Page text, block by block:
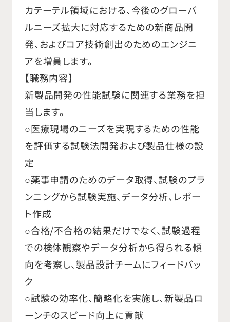
カテーテル領域における、今後のグローバ
ルニーズ拡大に対応するための新商品開
発、およびコア技術創出のためのエンジニ
アを増員します。
【職務内容】
新製品開発の性能試験に関連する業務を担
当します。
○医療現場のニーズを実現するための性能
を評価する試験法開発および製品仕様の設
定
○薬事申請のためのデータ取得、試験のプラ
ンニングから試験実施、データ分析、レポー
ト作成
○合格/不合格の結果だけでなく、試験過程
での検体観察やデータ分析から得られる傾
向を考察し、製品設計チームにフィードバッ
ク
○試験の効率化、簡略化を実施し、新製品ロ
ーンチのスピード向上に貢献